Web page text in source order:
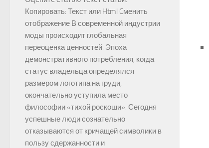
Копировать: Текст или Html Cменить
отображение В современной индустрии
моды происходит глобальная
переоценка ценностей. Эпоха
демонстративного потребления, когда
статус владельца определялся
размером логотипа на груди,
окончательно уступила место
философии «тихой роскоши». Сегодня
успешные люди сознательно
отказываются от кричащей символики в
пользу сдержанности и